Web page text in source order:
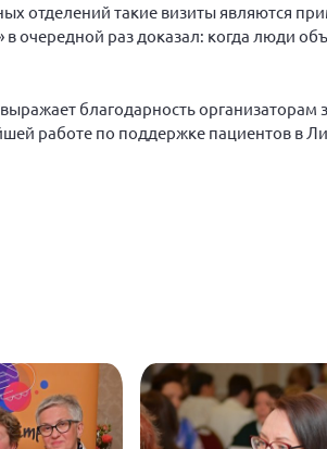
отделений такие визиты являются
в очередной раз доказал: когда люди
благодарность
работе по поддержке пациентов в